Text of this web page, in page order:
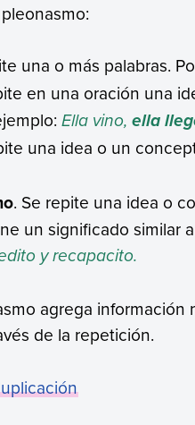
una o más palabras.
en una oración una
Ella vino,ella
una idea o un
. Se repite una idea o
un significado similar
y recapacito.
agrega información
de la repetición.